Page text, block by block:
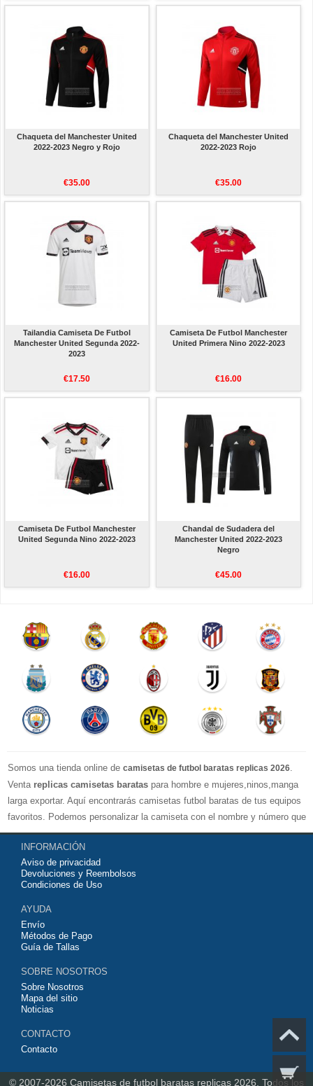
Chaqueta del Manchester United
2022-2023 Negro y Rojo
€35.00
Chaqueta del Manchester United
2022-2023 Rojo
€35.00
Tailandia Camiseta De Futbol
Manchester United Segunda 2022-
2023
€17.50
Camiseta De Futbol Manchester
United Primera Nino 2022-2023
€16.00
Camiseta De Futbol Manchester
United Segunda Nino 2022-2023
€16.00
Chandal de Sudadera del
Manchester United 2022-2023
Negro
€45.00
Somos una tienda online de camisetas de futbol baratas replicas 2026.
Venta replicas camisetas baratas para hombre e mujeres,ninos,manga
larga exportar. Aquí encontrarás camisetas futbol baratas de tus equipos
favoritos. Podemos personalizar la camiseta con el nombre y número que
quieras. Nuestrascamisetas de futbol replicasson de máxima calidad
tailandesa por lo que estamos convencidos que quedarás muy satisfecho
con ella. Estas camisetas tienen un tejido transpirable por lo que te
servirán para jugar al fútbol o simplemente para animar a tu equipo
contáctanos y haremos lo posible para conseguirtela lo más barata
posible.
INFORMACIÓN
Aviso de privacidad
Devoluciones y Reembolsos
Condiciones de Uso
AYUDA
Envío
Métodos de Pago
Guía de Tallas
SOBRE NOSOTROS
Sobre Nosotros
Mapa del sitio
Noticias
CONTACTO
Contacto
© 2007-2026 Camisetas de futbol baratas replicas 2026. Todos los